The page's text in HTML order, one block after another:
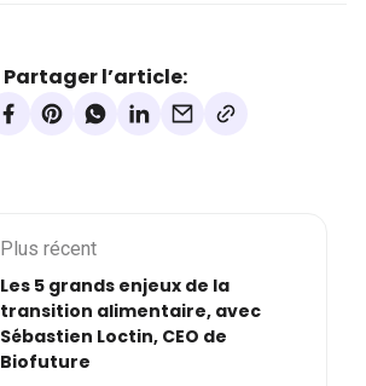
Partager l’article:
Plus récent
Les 5 grands enjeux de la
transition alimentaire, avec
Sébastien Loctin, CEO de
Biofuture